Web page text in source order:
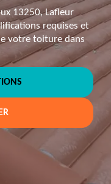
13250, Lafleur
requises et
votre toiture dans